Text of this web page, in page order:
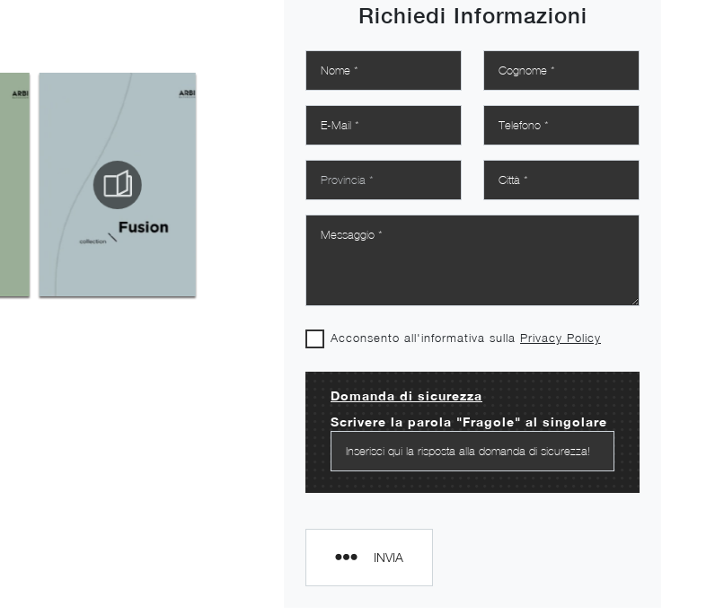
Richiedi Informazioni
Acconsento all'informativa sulla Privacy Policy
Domanda di sicurezza
Scrivere la parola "Fragole" al singolare
INVIA